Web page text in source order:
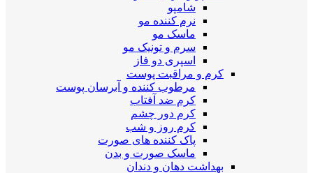
شامپو
نرم کننده مو
ماسک مو
سرم و تونیک مو
اسپری دو فاز
کرم و مراقبت پوست
مرطوب کننده و آبرسان پوست
کرم ضد آفتاب
کرم دور چشم
کرم روز و شب
پاک کننده های صورت
ماسک صورت و بدن
بهداشت دهان و دندان